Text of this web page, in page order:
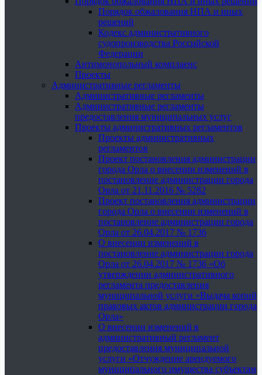
Порядок обжалования НПА и иных
решений
Кодекс административного
судопроизводства Российской
Федерации
Антимонопольный комплаенс
Проекты
Административные регламенты
Административные регламенты
Административные регламенты
предоставления муниципальных услуг
Проекты административных регламентов
Проекты административных
регламентов
Проект постановления администрации
города Орла о внесении изменений в
постановление администрации города
Орла от 21.11.2016 № 5282
Проект постановления администрации
города Орла о внесении изменений в
постановление администрации города
Орла от 26.04.2017 № 1736
О внесении изменений в
постановление администрации города
Орла от 26.04.2017 № 1736 «Об
утверждении административного
регламента предоставления
муниципальной услуги «Выдача копий
правовых актов администрации города
Орла»
О внесении изменений в
административный регламент
предоставления муниципальной
услуги «Отчуждение арендуемого
муниципального имущества субъектам